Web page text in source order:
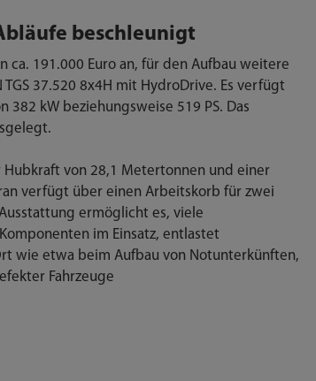
beschleunigt
ca. 191.000 Euro an, für den Aufbau weitere
37.520 8x4H mit HydroDrive. Es verfügt
kW beziehungsweise 519 PS. Das
Hubkraft von 28,1 Metertonnen und einer
verfügt über einen Arbeitskorb für zwei
ermöglicht es, viele
im Einsatz, entlastet
wie etwa beim Aufbau von Notunterkünften,
Fahrzeuge